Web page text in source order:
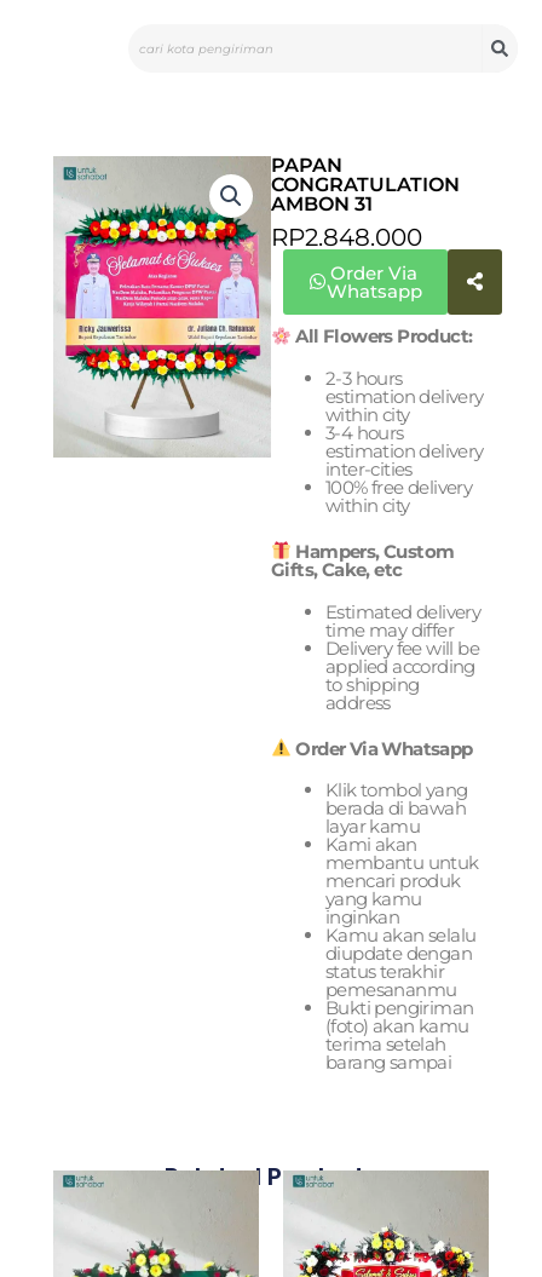
PAPAN
CONGRATULATION
AMBON 31
RP2.848.000
Order Via
Whatsapp
All Flowers Product:
2-3 hours
estimation delivery
within city
3-4 hours
estimation delivery
inter-cities
100% free delivery
within city
Hampers, Custom
Gifts, Cake, etc
Estimated delivery
time may differ
Delivery fee will be
applied according
to shipping
address
Order Via Whatsapp
Klik tombol yang
berada di bawah
layar kamu
Kami akan
membantu untuk
mencari produk
yang kamu
inginkan
Kamu akan selalu
diupdate dengan
status terakhir
pemesananmu
Bukti pengiriman
(foto) akan kamu
terima setelah
barang sampai
Related Products